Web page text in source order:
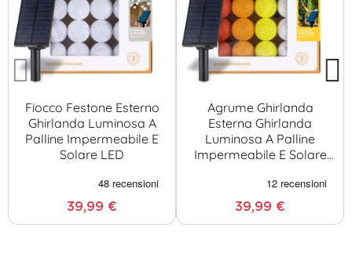
Fiocco Festone Esterno
Ghirlanda Luminosa A
Palline Impermeabile E
Solare LED
39,99 €
Agrume Ghirlanda
Esterna Ghirlanda
Luminosa A Palline
Impermeabile E Solare
39,99 €